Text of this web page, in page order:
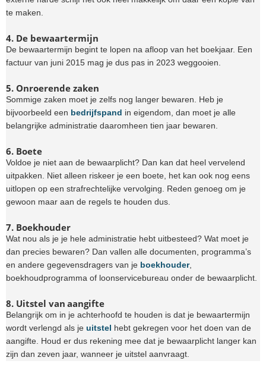
te maken.
4. De bewaartermijn
De bewaartermijn begint te lopen na afloop van het boekjaar. Een
factuur van juni 2015 mag je dus pas in 2023 weggooien.
5. Onroerende zaken
Sommige zaken moet je zelfs nog langer bewaren. Heb je
bijvoorbeeld een bedrijfspand in eigendom, dan moet je alle
belangrijke administratie daaromheen tien jaar bewaren.
6. Boete
Voldoe je niet aan de bewaarplicht? Dan kan dat heel vervelend
uitpakken. Niet alleen riskeer je een boete, het kan ook nog eens
uitlopen op een strafrechtelijke vervolging. Reden genoeg om je
gewoon maar aan de regels te houden dus.
7. Boekhouder
Wat nou als je je hele administratie hebt uitbesteed? Wat moet je
dan precies bewaren? Dan vallen alle documenten, programma’s
en andere gegevensdragers van je boekhouder,
boekhoudprogramma of loonservicebureau onder de bewaarplicht.
8. Uitstel van aangifte
Belangrijk om in je achterhoofd te houden is dat je bewaartermijn
wordt verlengd als je uitstel
hebt gekregen voor het doen van de
aangifte. Houd er dus rekening mee dat je bewaarplicht langer kan
zijn dan zeven jaar, wanneer je uitstel aanvraagt.